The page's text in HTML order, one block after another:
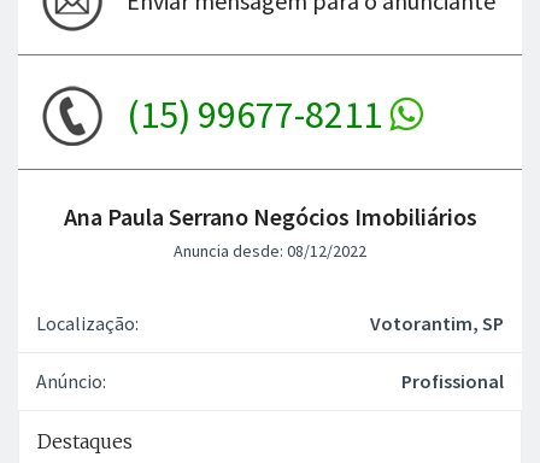
(15) 99677-8211
Ana Paula Serrano Negócios Imobiliários
Anuncia desde: 08/12/2022
Localização: Votorantim, SP
Anúncio: Profissional
Destaques